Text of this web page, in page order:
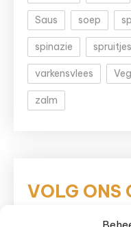
Saus soep
spinazie spruitjes
varkensvlees
zalm
VOLG ONS